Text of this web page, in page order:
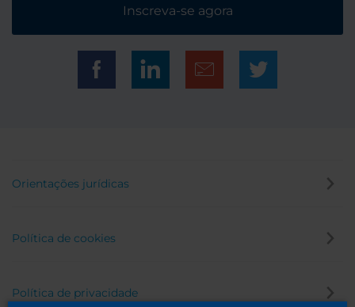
Inscreva-se agora
Orientações jurídicas
Política de cookies
Política de privacidade